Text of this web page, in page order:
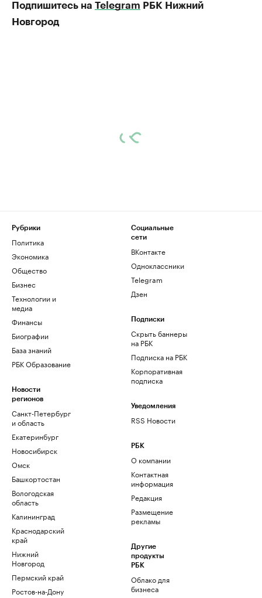
Подпишитесь на Telegram РБК Нижний
Новгород
Рубрики
Политика
Экономика
Общество
Бизнес
Технологии и
медиа
Финансы
Биографии
База знаний
РБК Образование
Новости
регионов
Санкт-Петербург
и область
Екатеринбург
Новосибирск
Омск
Башкортостан
Вологодская
область
Калининград
Краснодарский
край
Нижний
Новгород
Пермский край
Ростов-на-Дону
Социальные
сети
ВКонтакте
Одноклассники
Telegram
Дзен
Подписки
Скрыть баннеры
на РБК
Подписка на РБК
Корпоративная
подписка
Уведомления
RSS Новости
РБК
О компании
Контактная
информация
Редакция
Размещение
рекламы
Другие
продукты
РБК
Облако для
бизнеса